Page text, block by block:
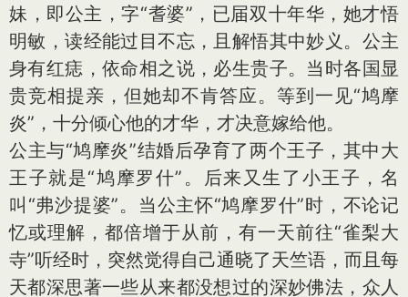
妹，即公主，字“耆婆”，已届双十年华，她才悟
明敏，读经能过目不忘，且解悟其中妙义。公主
身有红痣，依命相之说，必生贵子。当时各国显
贵竞相提亲，但她却不肯答应。等到一见“鸠摩
炎”，十分倾心他的才华，才决意嫁给他。
公主与“鸠摩炎”结婚后孕育了两个王子，其中大
王子就是“鸠摩罗什”。后来又生了小王子，名
叫“弗沙提婆”。当公主怀“鸠摩罗什”时，不论记
忆或理解，都倍增于从前，有一天前往“雀梨大
寺”听经时，突然觉得自己通晓了天竺语，而且每
天都深思著一些从来都没想过的深妙佛法，众人